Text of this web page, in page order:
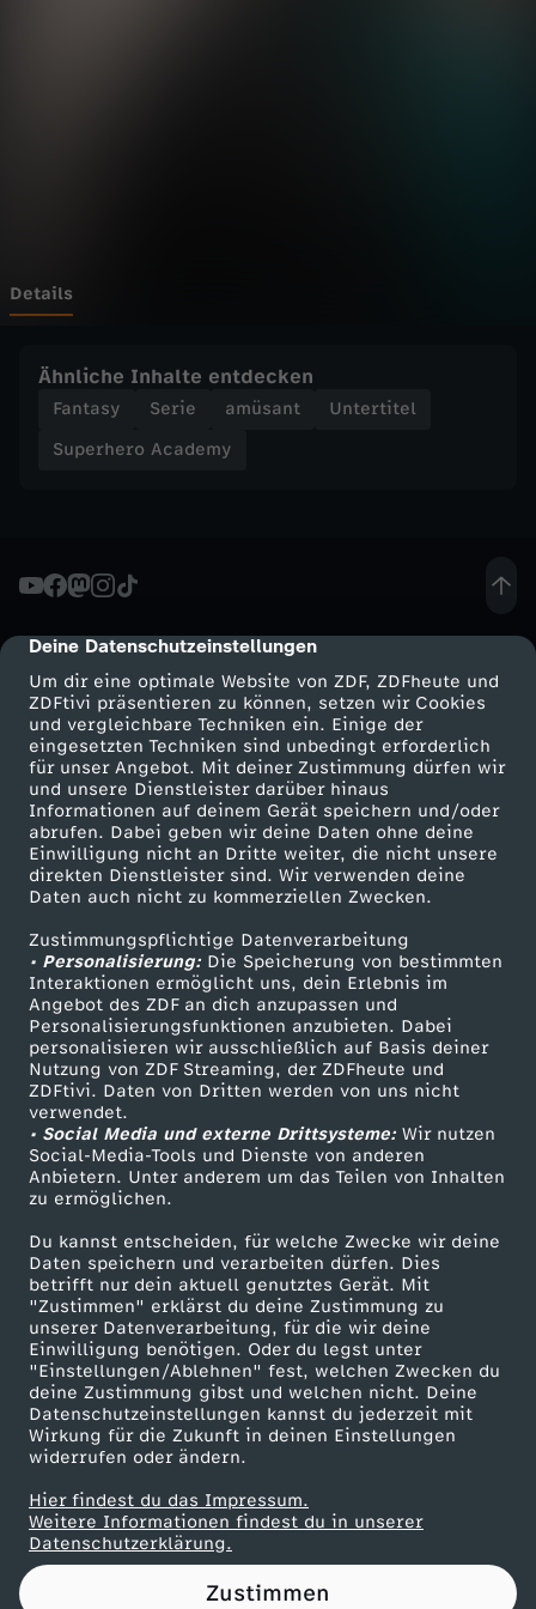
cmp-dialog-description
Deine Datenschutzeinstellungen
Um dir eine optimale Website von ZDF, ZDFheute und
ZDFtivi präsentieren zu können, setzen wir Cookies
und vergleichbare Techniken ein. Einige der
eingesetzten Techniken sind unbedingt erforderlich
für unser Angebot. Mit deiner Zustimmung dürfen wir
und unsere Dienstleister darüber hinaus
Informationen auf deinem Gerät speichern und/oder
abrufen. Dabei geben wir deine Daten ohne deine
Einwilligung nicht an Dritte weiter, die nicht unsere
direkten Dienstleister sind. Wir verwenden deine
Daten auch nicht zu kommerziellen Zwecken.
Zustimmungspflichtige Datenverarbeitung
• Personalisierung:Die Speicherung von bestimmten
Interaktionen ermöglicht uns, dein Erlebnis im
Angebot des ZDF an dich anzupassen und
Personalisierungsfunktionen anzubieten. Dabei
personalisieren wir ausschließlich auf Basis deiner
Nutzung von ZDF Streaming, der ZDFheute und
ZDFtivi. Daten von Dritten werden von uns nicht
verwendet.
• Social Media und externe Drittsysteme:Wir nutzen
Social-Media-Tools und Dienste von anderen
Anbietern. Unter anderem um das Teilen von Inhalten
zu ermöglichen.
Du kannst entscheiden, für welche Zwecke wir deine
Daten speichern und verarbeiten dürfen. Dies
betrifft nur dein aktuell genutztes Gerät. Mit
"Zustimmen" erklärst du deine Zustimmung zu
unserer Datenverarbeitung, für die wir deine
Einwilligung benötigen. Oder du legst unter
"Einstellungen/Ablehnen" fest, welchen Zwecken du
deine Zustimmung gibst und welchen nicht. Deine
Datenschutzeinstellungen kannst du jederzeit mit
Wirkung für die Zukunft in deinen Einstellungen
widerrufen oder ändern.
Hier findest du das Impressum.
Weitere Informationen findest du in unserer
Datenschutzerklärung.
Zustimmen
d
m
D
i
e
K
a
m
m
e
r
d
e
s
G
r
a
u
e
n
Details
Ähnliche Inhalte entdecken
Fantasy Serie amüsant
Untertitel
Superhero Academy
Mehr ZDF
ZDF-Apps
Smart TV
ZDFtext
Livestreams
Sendungen A-Z
TV-Programm
Service
ZDFmitreden
Kontakt zum ZDF
Tickets
Zuschauerservice
Hilfe
ZDF Unternehmen
Karriere
ZDF goes Schule
Werbefernsehen
Mainzelmännchen
Partner